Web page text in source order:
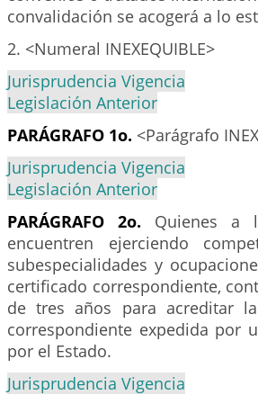
convalidación se acogerá a lo
2. <Numeral INEXEQUIBLE>
Jurisprudencia Vigencia
Legislación Anterior
PARÁGRAFO 1o. <Parágrafo
Jurisprudencia Vigencia
Legislación Anterior
PARÁGRAFO 2o. Quienes a
encuentren ejerciendo
subespecialidades y
certificado correspondiente,
de tres años para acreditar
correspondiente expedida por
por el Estado.
Jurisprudencia Vigencia